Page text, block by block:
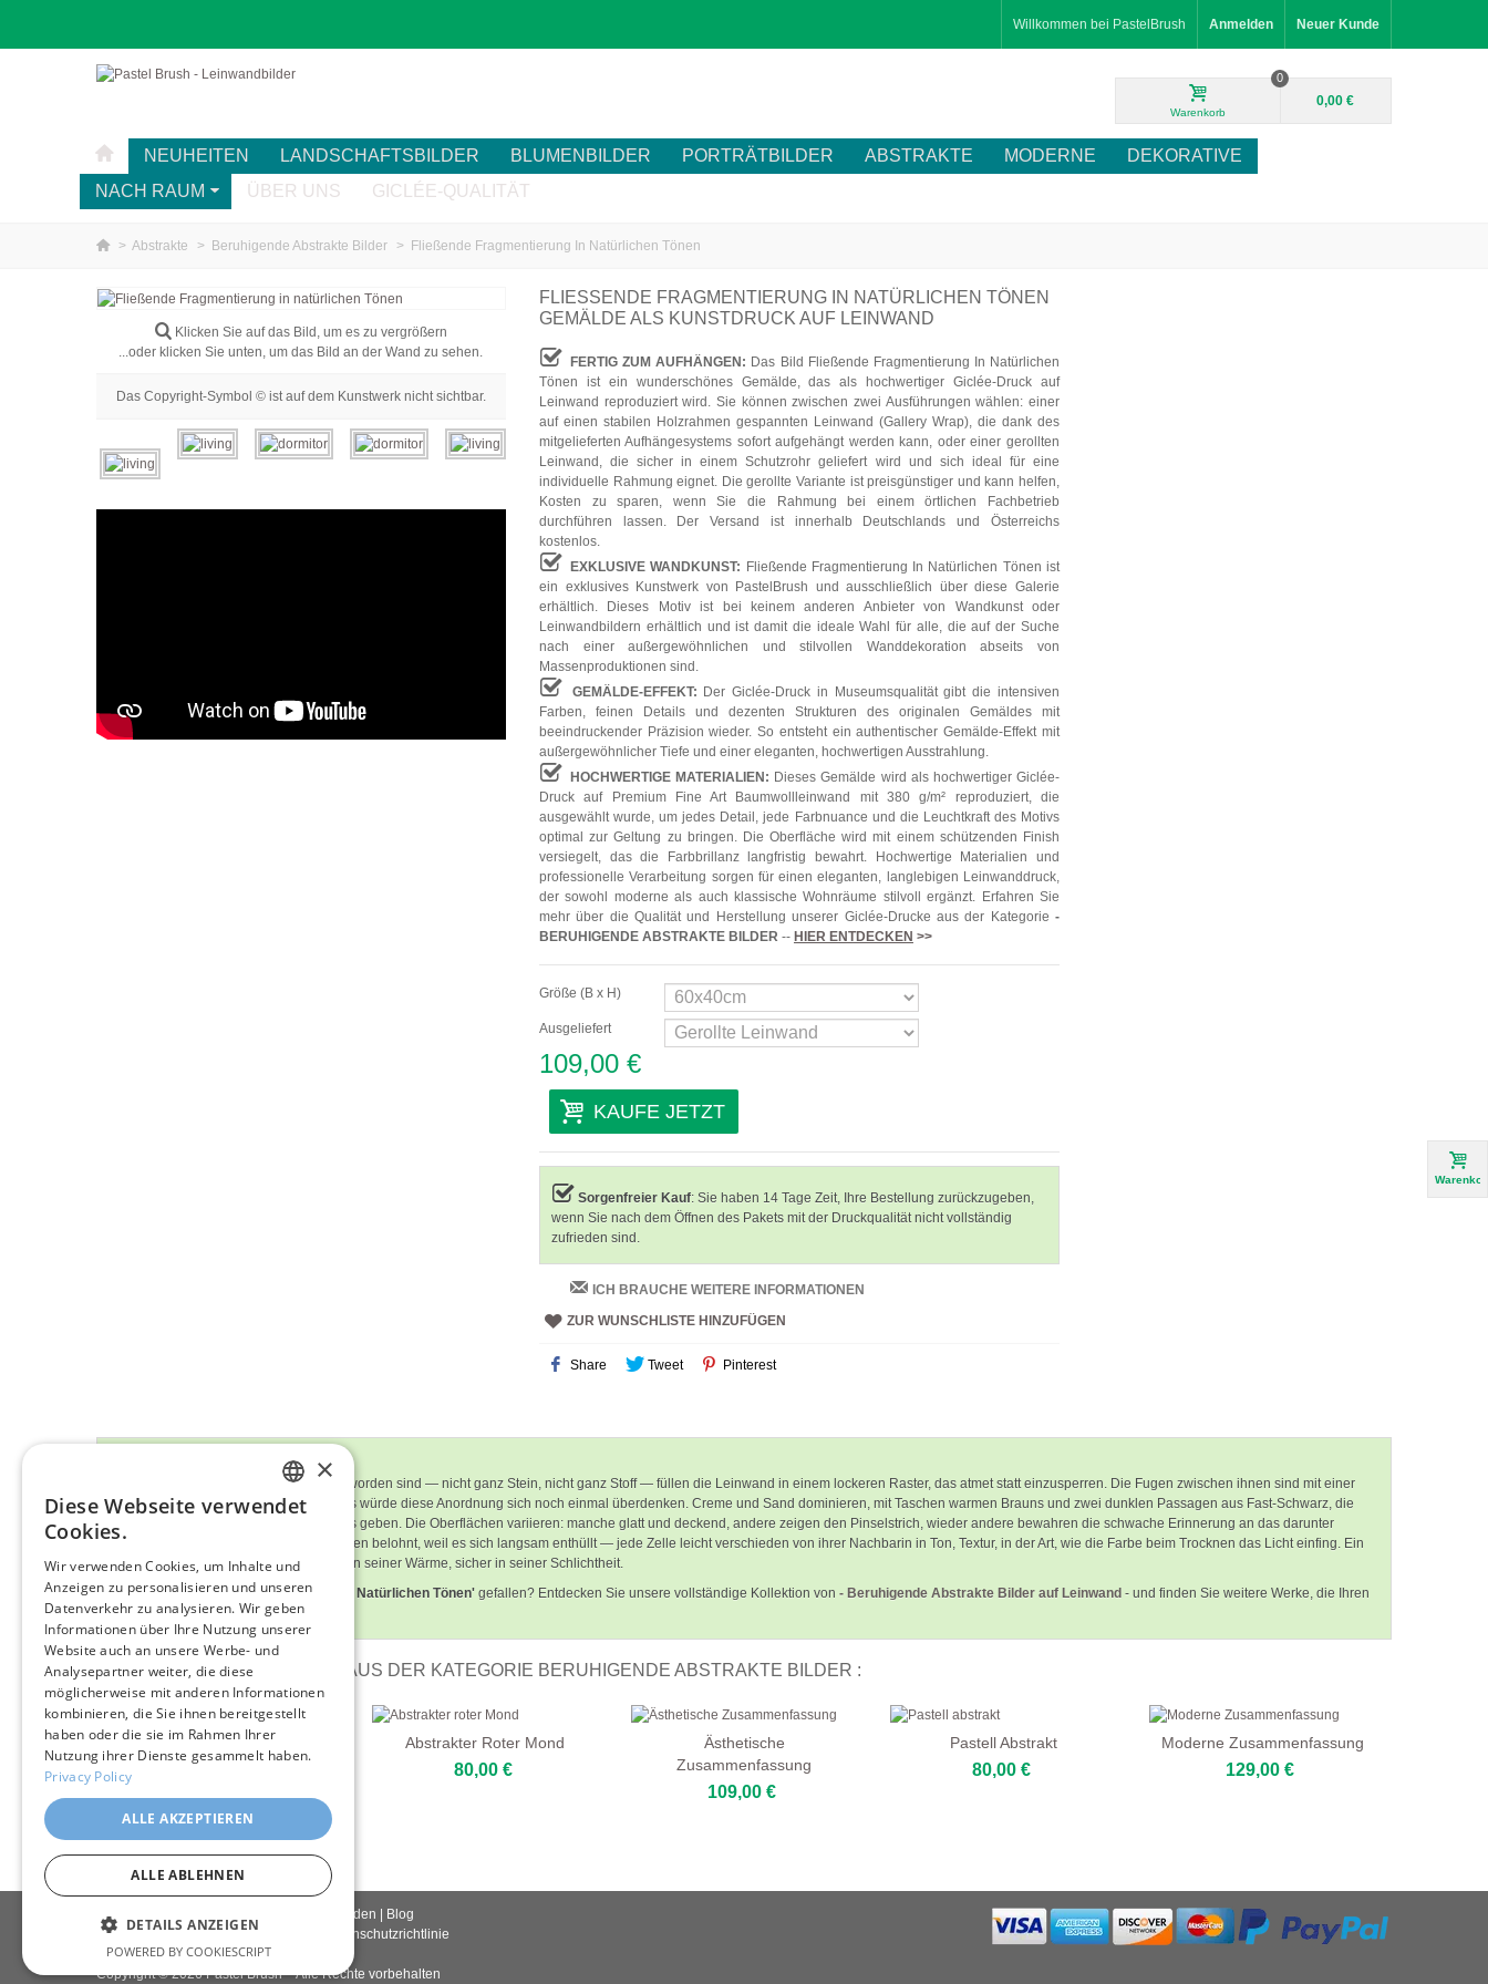
Willkommen bei PastelBrush Anmelden Neuer Kunde
Warenkorb
0
0,00 €
NEUHEITEN LANDSCHAFTSBILDER BLUMENBILDER PORTRÄTBILDER ABSTRAKTE MODERNE
DEKORATIVE
NACH RAUM
ÜBER UNS GICLÉE-QUALITÄT
> Abstrakte > Beruhigende Abstrakte Bilder > Fließende Fragmentierung In Natürlichen Tönen
Klicken Sie auf das Bild, um es zu vergrößern
...oder klicken Sie unten, um das Bild an der Wand zu sehen.
Das Copyright-Symbol © ist auf dem Kunstwerk nicht sichtbar.
FLIESSENDE FRAGMENTIERUNG IN NATÜRLICHEN TÖNEN G
EMÄLDE ALS KUNSTDRUCK AUF LEINWAND
FERTIG ZUM AUFHÄNGEN: Das Bild Fließende Fragmentierung In Natürlichen
Tönen ist ein wunderschönes Gemälde, das als hochwertiger Giclée-Druck auf
Leinwand reproduziert wird. Sie können zwischen zwei Ausführungen wählen: einer
auf einen stabilen Holzrahmen gespannten Leinwand (Gallery Wrap), die dank des
mitgelieferten Aufhängesystems sofort aufgehängt werden kann, oder einer gerollten
Leinwand, die sicher in einem Schutzrohr geliefert wird und sich ideal für eine
individuelle Rahmung eignet. Die gerollte Variante ist preisgünstiger und kann helfen,
Kosten zu sparen, wenn Sie die Rahmung bei einem örtlichen Fachbetrieb
durchführen lassen. Der Versand ist innerhalb Deutschlands und Österreichs
kostenlos.
EXKLUSIVE WANDKUNST: Fließende Fragmentierung In Natürlichen Tönen ist
ein exklusives Kunstwerk von PastelBrush und ausschließlich über diese Galerie
erhältlich. Dieses Motiv ist bei keinem anderen Anbieter von Wandkunst oder
Leinwandbildern erhältlich und ist damit die ideale Wahl für alle, die auf der Suche
nach einer außergewöhnlichen und stilvollen Wanddekoration abseits von
Massenproduktionen sind.
GEMÄLDE-EFFEKT: Der Giclée-Druck in Museumsqualität gibt die intensiven
Farben, feinen Details und dezenten Strukturen des originalen Gemäldes mit
beeindruckender Präzision wieder. So entsteht ein authentischer Gemälde-Effekt mit
außergewöhnlicher Tiefe und einer eleganten, hochwertigen Ausstrahlung.
HOCHWERTIGE MATERIALIEN: Dieses Gemälde wird als hochwertiger Giclée-
Druck auf Premium Fine Art Baumwollleinwand mit 380 g/m² reproduziert, die
ausgewählt wurde, um jedes Detail, jede Farbnuance und die Leuchtkraft des Motivs
optimal zur Geltung zu bringen. Die Oberfläche wird mit einem schützenden Finish
versiegelt, das die Farbbrillanz langfristig bewahrt. Hochwertige Materialien und
professionelle Verarbeitung sorgen für einen eleganten, langlebigen Leinwanddruck,
der sowohl moderne als auch klassische Wohnräume stilvoll ergänzt. Erfahren Sie
mehr über die Qualität und Herstellung unserer Giclée-Drucke aus der Kategorie -
BERUHIGENDE ABSTRAKTE BILDER -- HIER ENTDECKEN >>
Größe (B x H)
Ausgeliefert
109,00 €
KAUFE JETZT
Sorgenfreier Kauf: Sie haben 14 Tage Zeit, Ihre Bestellung zurückzugeben,
wenn Sie nach dem Öffnen des Pakets mit der Druckqualität nicht vollständig
zufrieden sind.
ICH BRAUCHE WEITERE INFORMATIONEN
ZUR WUNSCHLISTE HINZUFÜGEN
Share Tweet Pinterest
Rechtecke, die an den Kanten weich geworden sind — nicht ganz Stein, nicht ganz Stoff — füllen die Leinwand in einem lockeren Raster, das atmet statt einzusperren. Die Fugen zwischen ihnen sind mit einer
feinen, fast zögernden Linie gezogen, als würde diese Anordnung sich noch einmal überdenken. Creme und Sand dominieren, mit Taschen warmen Brauns und zwei dunklen Passagen aus Fast-Schwarz, die
dem Ganzen seine Tiefe und seinen Puls geben. Die Oberflächen variieren: manche glatt und deckend, andere zeigen den Pinselstrich, wieder andere bewahren die schwache Erinnerung an das darunter
Gemalte. Ein Bild, das langsames Schauen belohnt, weil es sich langsam enthüllt — jede Zelle leicht verschieden von ihrer Nachbarin in Ton, Textur, in der Art, wie die Farbe beim Trocknen das Licht einfing. Ein
stilles und großzügiges Werk, ohne Eile in seiner Wärme, sicher in seiner Schlichtheit.
Hat Ihnen'Fließende Fragmentierung In Natürlichen Tönen' gefallen? Entdecken Sie unsere vollständige Kollektion von - Beruhigende Abstrakte Bilder auf Leinwand - und finden Sie weitere Werke, die Ihren
Raum auf PastelBrush inspirieren.
WEITERE LEINWANDBILDER AUS DER KATEGORIE BERUHIGENDE ABSTRAKTE BILDER :
Fließende Formen In Weiß
109,00 €
Abstrakter Roter Mond
80,00 €
Ästhetische
Zusammenfassung
109,00 €
Pastell Abstrakt
80,00 €
Moderne Zusammenfassung
129,00 €
Kontakt Anmelden
Blog
Lieferbedingungen|Rückgaberecht Datenschutzrichtlinie
Copyright © 2026Pastel Brush– Alle Rechte vorbehalten
ENGLISH
GERMAN
FRENCH
×
Diese Webseite verwendet
Cookies.
Wir verwenden Cookies, um Inhalte und
Anzeigen zu personalisieren und unseren
Datenverkehr zu analysieren. Wir geben
Informationen über Ihre Nutzung unserer
Website auch an unsere Werbe- und
Analysepartner weiter, die diese
möglicherweise mit anderen Informationen
kombinieren, die Sie ihnen bereitgestellt
haben oder die sie im Rahmen Ihrer
Nutzung ihrer Dienste gesammelt haben.
Privacy Policy
ALLE AKZEPTIEREN
ALLE ABLEHNEN
DETAILS ANZEIGEN
POWERED BY COOKIESCRIPT